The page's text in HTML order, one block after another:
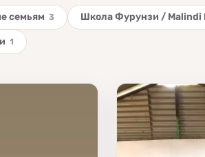
семьям 3 Школа Фурунзи / Malindi
1